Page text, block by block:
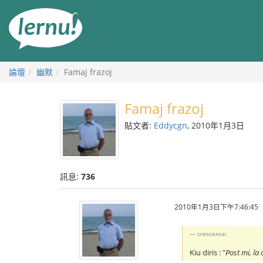
論壇 幽默 Famaj frazoj
Famaj frazoj
貼文者: Eddycgn, 2010年1月3日
訊息: 736
2010年1月3日下午7:46:45
crescence:
Kiu diris : "Post mi, la